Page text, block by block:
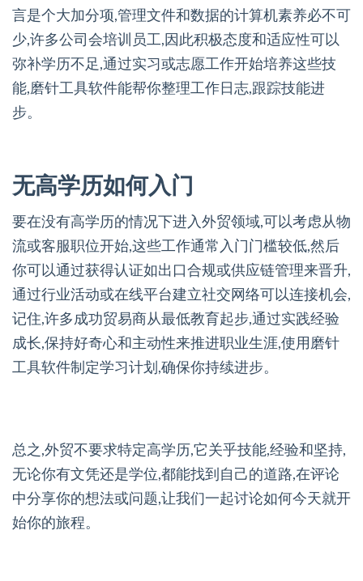
言是个大加分项,管理文件和数据的计算机素养必不可
少,许多公司会培训员工,因此积极态度和适应性可以
弥补学历不足,通过实习或志愿工作开始培养这些技
能,磨针工具软件能帮你整理工作日志,跟踪技能进
步。
无高学历如何入门
要在没有高学历的情况下进入外贸领域,可以考虑从物
流或客服职位开始,这些工作通常入门门槛较低,然后
你可以通过获得认证如出口合规或供应链管理来晋升,
通过行业活动或在线平台建立社交网络可以连接机会,
记住,许多成功贸易商从最低教育起步,通过实践经验
成长,保持好奇心和主动性来推进职业生涯,使用磨针
工具软件制定学习计划,确保你持续进步。
总之,外贸不要求特定高学历,它关乎技能,经验和坚持,
无论你有文凭还是学位,都能找到自己的道路,在评论
中分享你的想法或问题,让我们一起讨论如何今天就开
始你的旅程。